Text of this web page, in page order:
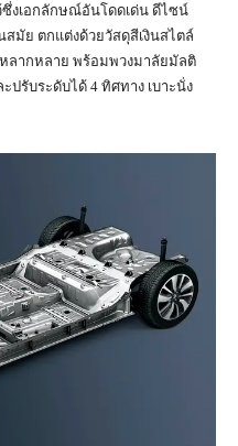
ว้ซึ่งเอกลักษณ์อันโดดเด่น ดีไซน์
มัย ตกแต่งด้วยวัสดุสีเงินสไตล์
หลากหลาย พร้อมพวงมาลัยมัลติ
ปรับระดับได้ 4 ทิศทาง เบาะนั่ง